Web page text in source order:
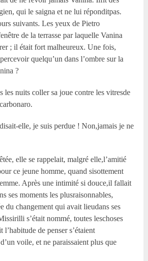
qui le saigna et ne lui réponditpas.
suivants. Les yeux de Pietro
de la terrasse par laquelle Vanina
; il était fort malheureux. Une fois,
quelqu’un dans l’ombre sur la
?
les nuits coller sa joue contre les vitresde
elle, je suis perdue ! Non,jamais je ne
elle se rappelait, malgré elle,l’amitié
ce jeune homme, quand sisottement
Après une intimité si douce,il fallait
ses moments les plusraisonnables,
du changement qui avait lieudans ses
s’était nommé, toutes leschoses
l’habitude de penser s’étaient
voile, et ne paraissaient plus que